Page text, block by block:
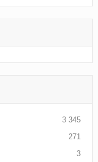
3 345
271
3